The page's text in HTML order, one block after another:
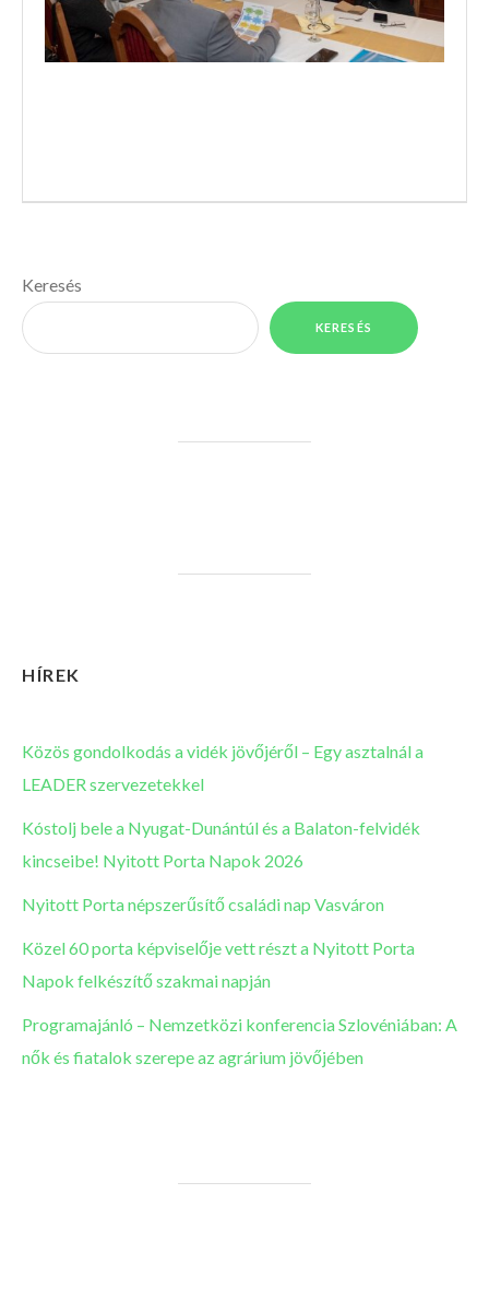
Keresés
KERESÉS
HÍREK
Közös gondolkodás a vidék jövőjéről – Egy asztalnál a
LEADER szervezetekkel
Kóstolj bele a Nyugat-Dunántúl és a Balaton-felvidék
kincseibe! Nyitott Porta Napok 2026
Nyitott Porta népszerűsítő családi nap Vasváron
Közel 60 porta képviselője vett részt a Nyitott Porta
Napok felkészítő szakmai napján
Programajánló – Nemzetközi konferencia Szlovéniában: A
nők és fiatalok szerepe az agrárium jövőjében